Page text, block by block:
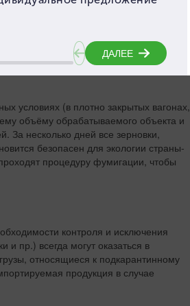
груза, то такая продукция должна
фитосанитарным обеззараживанием, а
растений». Чтобы уничтожить
организации, чьи сотрудники
условиях (в плотно закрытых вагонах,
объёму обрабатываемого объекта и
За несколько дней все зерновки,
безопасен для экологии страны-
процедуру фумигации, чтобы
контроля и исключения
пр.) всегда могут оказаться в
относящиеся к подкарантинному
продукция в случае